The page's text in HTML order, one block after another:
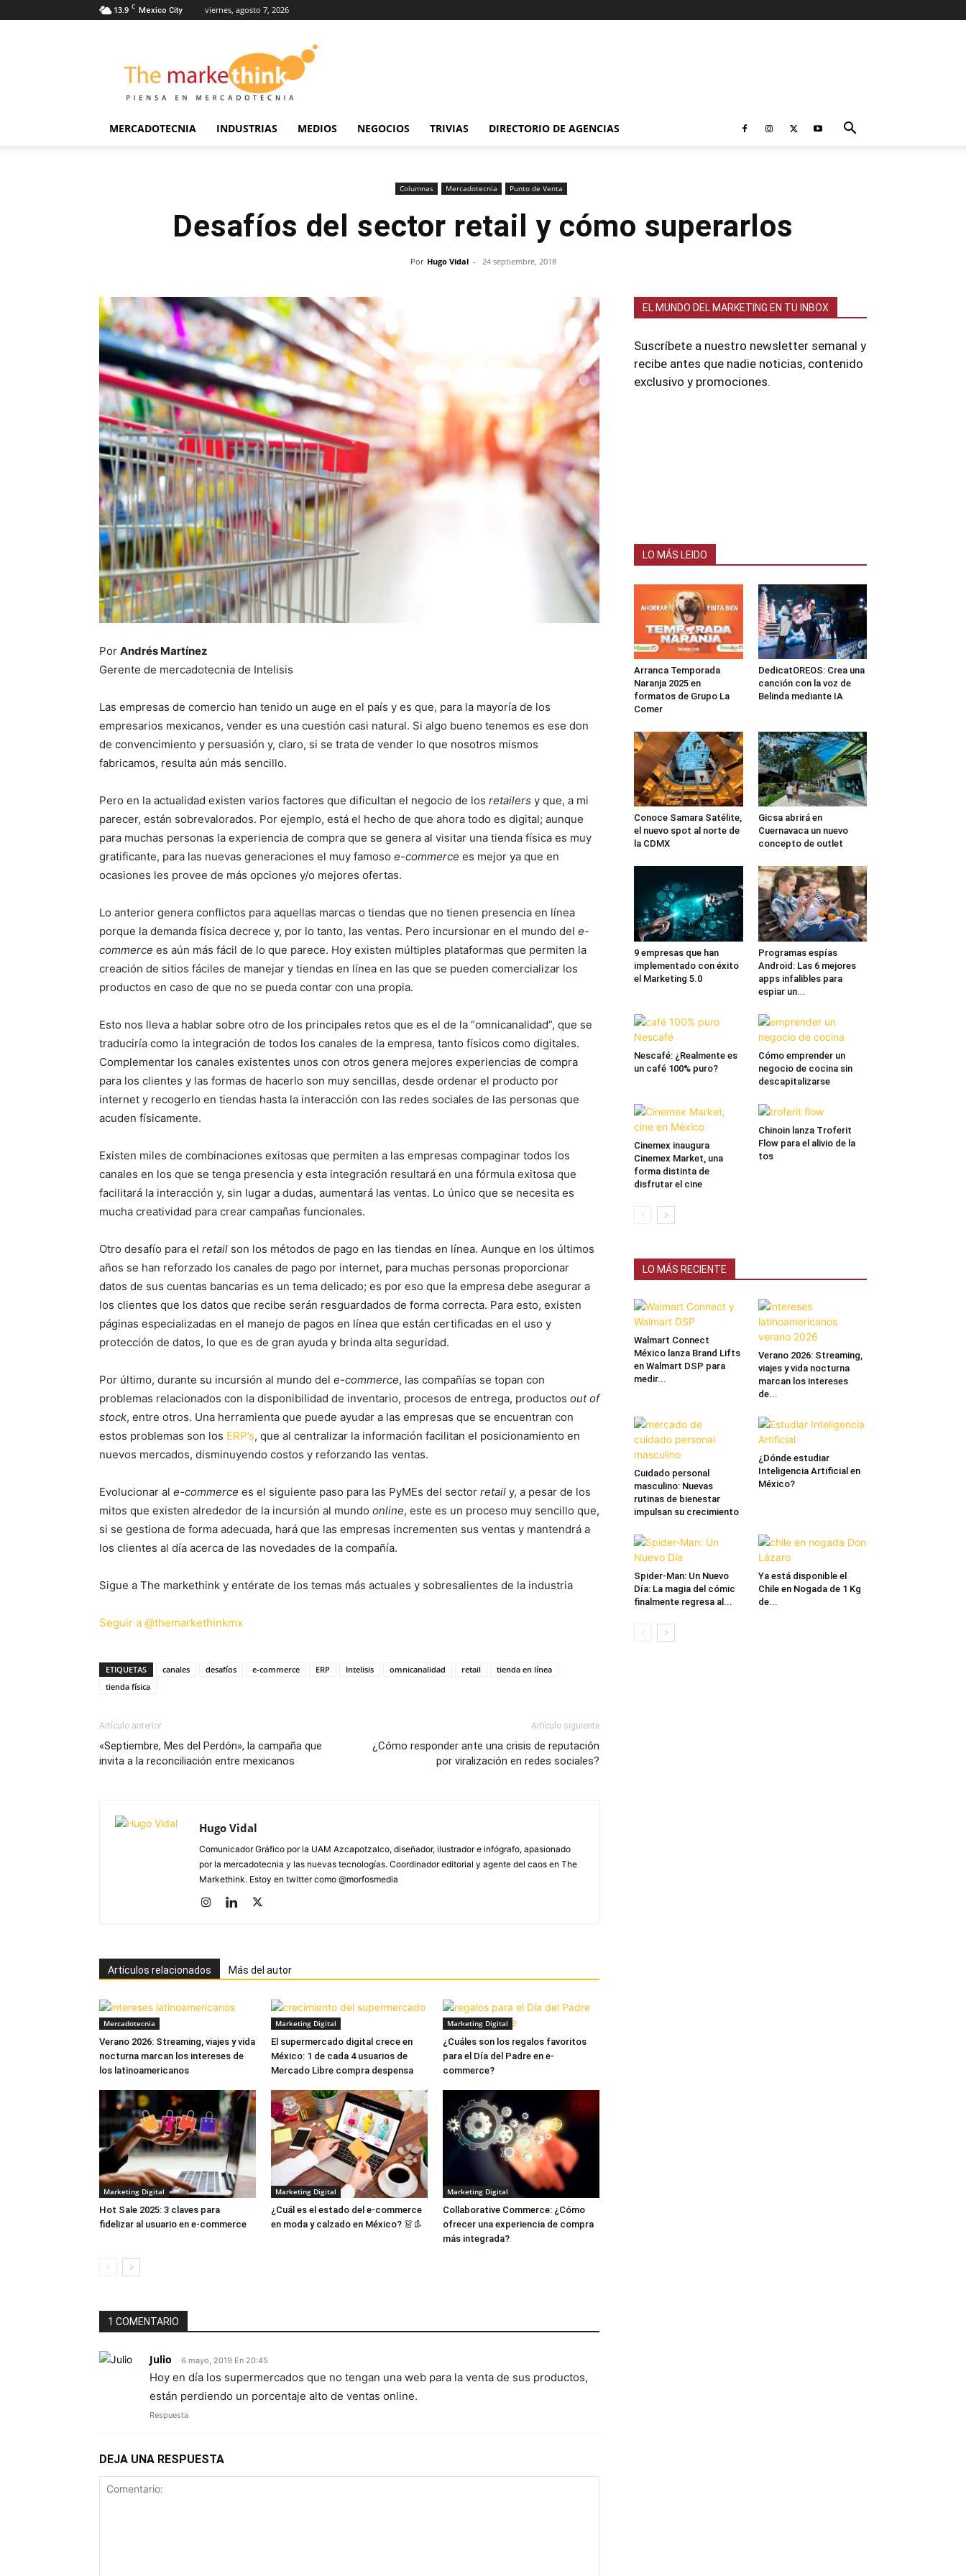
13.9 C Mexico City viernes, agosto 7, 2026
Markethink
MERCADOTECNIA INDUSTRIAS MEDIOS NEGOCIOS TRIVIAS DIRECTORIO DE AGENCIAS
Columnas Mercadotecnia Punto de Venta
Desafíos del sector retail y cómo superarlos
Por Hugo Vidal - 24 septiembre, 2018
Por Andrés Martínez
Gerente de mercadotecnia de Intelisis
Las empresas de comercio han tenido un auge en el país y es que, para la mayoría de los
empresarios mexicanos, vender es una cuestión casi natural. Si algo bueno tenemos es ese don
de convencimiento y persuasión y, claro, si se trata de vender lo que nosotros mismos
fabricamos, resulta aún más sencillo.
Pero en la actualidad existen varios factores que dificultan el negocio de los retailers y que, a mi
parecer, están sobrevalorados. Por ejemplo, está el hecho de que ahora todo es digital; aunque
para muchas personas la experiencia de compra que se genera al visitar una tienda física es muy
gratificante, para las nuevas generaciones el muy famoso e-commerce es mejor ya que en
ocasiones les provee de más opciones y/o mejores ofertas.
Lo anterior genera conflictos para aquellas marcas o tiendas que no tienen presencia en línea
porque la demanda física decrece y, por lo tanto, las ventas. Pero incursionar en el mundo del e-
commerce es aún más fácil de lo que parece. Hoy existen múltiples plataformas que permiten la
creación de sitios fáciles de manejar y tiendas en línea en las que se pueden comercializar los
productos en caso de que no se pueda contar con una propia.
Esto nos lleva a hablar sobre otro de los principales retos que es el de la “omnicanalidad”, que se
traduciría como la integración de todos los canales de la empresa, tanto físicos como digitales.
Complementar los canales existentes unos con otros genera mejores experiencias de compra
para los clientes y las formas de hacerlo son muy sencillas, desde ordenar el producto por
internet y recogerlo en tiendas hasta la interacción con las redes sociales de las personas que
acuden físicamente.
Existen miles de combinaciones exitosas que permiten a las empresas compaginar todos los
canales en los que se tenga presencia y esta integración resultará en una fórmula exitosa que
facilitará la interacción y, sin lugar a dudas, aumentará las ventas. Lo único que se necesita es
mucha creatividad para crear campañas funcionales.
Otro desafío para el retail son los métodos de pago en las tiendas en línea. Aunque en los últimos
años se han reforzado los canales de pago por internet, para muchas personas proporcionar
datos de sus cuentas bancarias es un tema delicado; es por eso que la empresa debe asegurar a
los clientes que los datos que recibe serán resguardados de forma correcta. Para esto, existen
páginas especializadas en el manejo de pagos en línea que están certificadas en el uso y
protección de datos, lo que es de gran ayuda y brinda alta seguridad.
Por último, durante su incursión al mundo del e-commerce, las compañías se topan con
problemas relacionados con la disponibilidad de inventario, procesos de entrega, productos out of
stock, entre otros. Una herramienta que puede ayudar a las empresas que se encuentran con
estos problemas son los ERP’s, que al centralizar la información facilitan el posicionamiento en
nuevos mercados, disminuyendo costos y reforzando las ventas.
Evolucionar al e-commerce es el siguiente paso para las PyMEs del sector retail y, a pesar de los
mitos que existen alrededor de la incursión al mundo online, este es un proceso muy sencillo que,
si se gestiona de forma adecuada, hará que las empresas incrementen sus ventas y mantendrá a
los clientes al día acerca de las novedades de la compañía.
Sigue a The markethink y entérate de los temas más actuales y sobresalientes de la industria
Seguir a @themarkethinkmx
ETIQUETAS canales desafíos e-commerce ERP Intelisis omnicanalidad retail
tienda en línea
tienda física
Artículo anterior
«Septiembre, Mes del Perdón», la campaña que
invita a la reconciliación entre mexicanos
Artículo siguiente
¿Cómo responder ante una crisis de reputación
por viralización en redes sociales?
Hugo Vidal
Comunicador Gráfico por la UAM Azcapotzalco, diseñador, ilustrador e infógrafo, apasionado
por la mercadotecnia y las nuevas tecnologías. Coordinador editorial y agente del caos en The
Markethink. Estoy en twitter como @morfosmedia
Artículos relacionados Más del autor
Mercadotecnia
Verano 2026: Streaming, viajes y vida
nocturna marcan los intereses de
los latinoamericanos
Marketing Digital
El supermercado digital crece en
México: 1 de cada 4 usuarios de
Mercado Libre compra despensa
Marketing Digital
¿Cuáles son los regalos favoritos
para el Día del Padre en e-
commerce?
Marketing Digital
Hot Sale 2025: 3 claves para
fidelizar al usuario en e-commerce
Marketing Digital
¿Cuál es el estado del e-commerce
en moda y calzado en México? 👗👢
Marketing Digital
Collaborative Commerce: ¿Cómo
ofrecer una experiencia de compra
más integrada?
1 COMENTARIO
Julio 6 mayo, 2019 En 20:45
Hoy en día los supermercados que no tengan una web para la venta de sus productos,
están perdiendo un porcentaje alto de ventas online.
Respuesta
DEJA UNA RESPUESTA
EL MUNDO DEL MARKETING EN TU INBOX
Suscríbete a nuestro newsletter semanal y
recibe antes que nadie noticias, contenido
exclusivo y promociones.
LO MÁS LEIDO
Arranca Temporada
Naranja 2025 en
formatos de Grupo La
Comer
DedicatOREOS: Crea una
canción con la voz de
Belinda mediante IA
Conoce Samara Satélite,
el nuevo spot al norte de
la CDMX
Gicsa abrirá en
Cuernavaca un nuevo
concepto de outlet
9 empresas que han
implementado con éxito
el Marketing 5.0
Programas espías
Android: Las 6 mejores
apps infalibles para
espiar un...
Nescafé: ¿Realmente es
un café 100% puro?
Cómo emprender un
negocio de cocina sin
descapitalizarse
Cinemex inaugura
Cinemex Market, una
forma distinta de
disfrutar el cine
Chinoin lanza Troferit
Flow para el alivio de la
tos
LO MÁS RECIENTE
Walmart Connect
México lanza Brand Lifts
en Walmart DSP para
medir...
Verano 2026: Streaming,
viajes y vida nocturna
marcan los intereses
de...
Cuidado personal
masculino: Nuevas
rutinas de bienestar
impulsan su crecimiento
¿Dónde estudiar
Inteligencia Artificial en
México?
Spider-Man: Un Nuevo
Día: La magia del cómic
finalmente regresa al...
Ya está disponible el
Chile en Nogada de 1 Kg
de...